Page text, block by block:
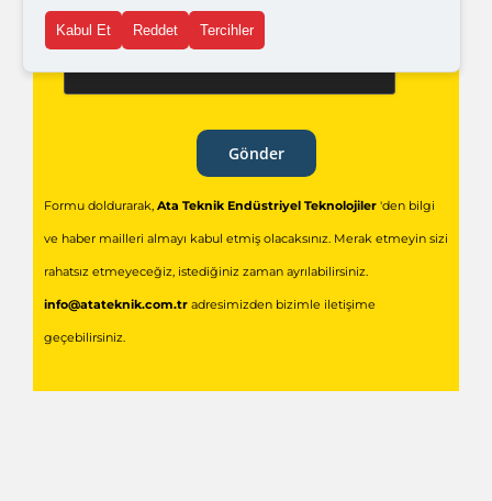
Gönder
Formu doldurarak, Ata Teknik Endüstriyel Teknolojiler'den bilgi
ve haber mailleri almayı kabul etmiş olacaksınız. Merak etmeyin sizi
rahatsız etmeyeceğiz, istediğiniz zaman ayrılabilirsiniz.
info@atateknik.com.tradresimizden bizimle iletişime
geçebilirsiniz.
Kabul Et Reddet Tercihler